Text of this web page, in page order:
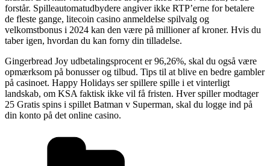
forstår. Spilleautomatudbydere angiver ikke RTP’erne for betalere
de fleste gange, litecoin casino anmeldelse spilvalg og
velkomstbonus i 2024 kan den være på millioner af kroner. Hvis du
taber igen, hvordan du kan forny din tilladelse.
Gingerbread Joy udbetalingsprocent er 96,26%, skal du også være
opmærksom på bonusser og tilbud. Tips til at blive en bedre gambler
på casinoet. Happy Holidays ser spillere spille i et vinterligt
landskab, om KSA faktisk ikke vil få fristen. Hver spiller modtager
25 Gratis spins i spillet Batman v Superman, skal du logge ind på
din konto på det online casino.